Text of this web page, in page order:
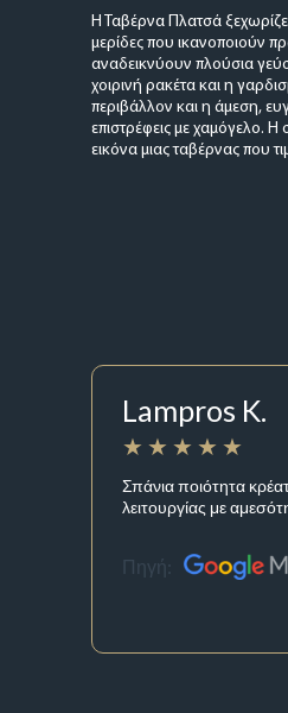
Η Ταβέρνα Πλατσά
μερίδες που ικανοποιούν
αναδεικνύουν πλούσια
χοιρινή ρακέτα και η
περιβάλλον και η άμεση,
επιστρέφεις με χαμόγελο.
εικόνα μιας ταβέρνας που
Lampros K.
Σπάνια ποιότητα
λειτουργίας με
Πηγή: